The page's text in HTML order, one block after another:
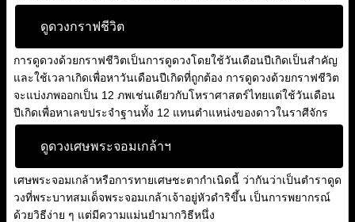
ดูดวงกราฟชีวิต
การดูดวงด้วยกราฟชีวิตเป็นการดูดวงโดยใช้วันเดือนปีเกิดเป็นสำคัญ
และใช้เวลาเกิดเพื่อหาวันเดือนปีเกิดที่ถูกต้อง การดูดวงด้วยกราฟชีวิต
จะแบ่งภพออกเป็น 12 ภพเช่นเดียวกับโหราศาสตร์ไทยแต่ใช้วันเดือน
ปีเกิดเพื่อหาเลขประจำฐานทั้ง 12 แทนตำแหน่งของดาวในราศีจักร
ดูดวงเศษพระจอมเกล้าฯ
เศษพระจอมเกล้าหรือการทายเศษชะตากำเนิดนี้ ว่ากันว่าเป็นตำราดูด
วงที่พระบาทสมเด็จพระจอมเกล้าเจ้าอยู่หัวดำริขึ้น เป็นการพยากรณ์
ด้วยวิธีง่าย ๆ แต่มีความแม่นยำมากวิธีหนึ่ง